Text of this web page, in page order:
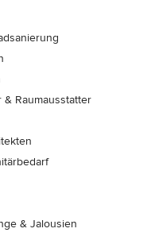
Raumausstatter
& Jalousien